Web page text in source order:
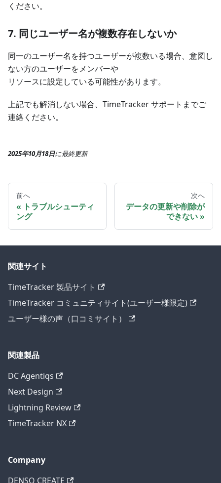
ください。
7. 同じユーザー名が複数存在しないか
同一のユーザー名を持つユーザーが複数いる場合、意図し
ない方のユーザーをメンバーや
リソースに設定している可能性があります。
上記でも解消しない場合、TimeTracker サポートまでご
連絡ください。
2025年10月18日に最終更新
前へ
トラブルシューティ
ング
次へ
データの更新や削除が
できない
関連サイト
TimeTracker 製品サイト
TimeTracker コミュニティサイト(ユーザー様限定)
ユーザー様の声（口コミサイト）
関連製品
DC Agentiqs
Next Design
Lightning Review
TimeTracker NX
Company
DENSO CREATE